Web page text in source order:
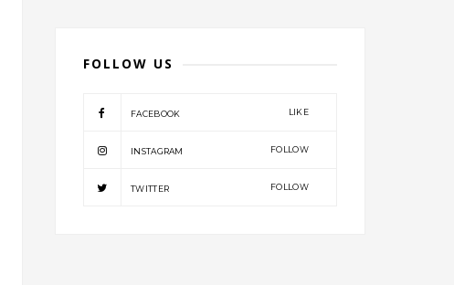
FOLLOW US
FACEBOOK LIKE
INSTAGRAM FOLLOW
TWITTER FOLLOW